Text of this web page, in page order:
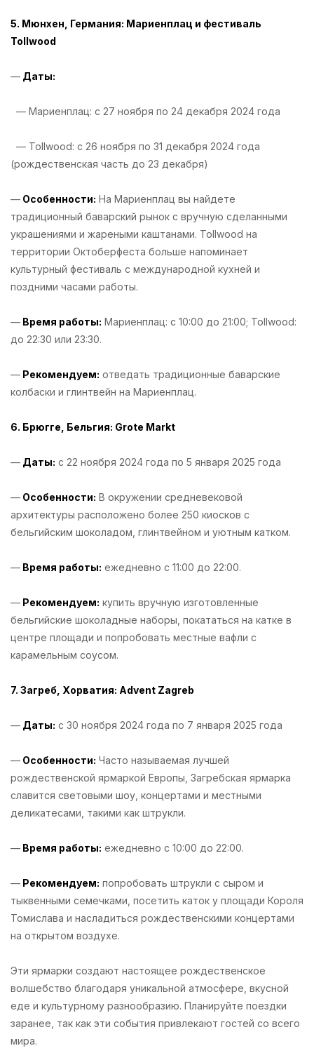
5. Мюнхен, Германия: Мариенплац и фестиваль
Tollwood
— Даты:
— Мариенплац: с 27 ноября по 24 декабря 2024 года
— Tollwood: с 26 ноября по 31 декабря 2024 года
(рождественская часть до 23 декабря)
— Особенности: На Мариенплац вы найдете
традиционный баварский рынок с вручную сделанными
украшениями и жареными каштанами. Tollwood на
территории Октоберфеста больше напоминает
культурный фестиваль с международной кухней и
поздними часами работы.
— Время работы: Мариенплац: с 10:00 до 21:00; Tollwood:
до 22:30 или 23:30.
— Рекомендуем: отведать традиционные баварские
колбаски и глинтвейн на Мариенплац.
6. Брюгге, Бельгия: Grote Markt
— Даты: с 22 ноября 2024 года по 5 января 2025 года
— Особенности: В окружении средневековой
архитектуры расположено более 250 киосков с
бельгийским шоколадом, глинтвейном и уютным катком.
— Время работы: ежедневно с 11:00 до 22:00.
— Рекомендуем: купить вручную изготовленные
бельгийские шоколадные наборы, покататься на катке в
центре площади и попробовать местные вафли с
карамельным соусом.
7. Загреб, Хорватия: Advent Zagreb
— Даты: с 30 ноября 2024 года по 7 января 2025 года
— Особенности: Часто называемая лучшей
рождественской ярмаркой Европы, Загребская ярмарка
славится световыми шоу, концертами и местными
деликатесами, такими как штрукли.
— Время работы: ежедневно с 10:00 до 22:00.
— Рекомендуем: попробовать штрукли с сыром и
тыквенными семечками, посетить каток у площади Короля
Томислава и насладиться рождественскими концертами
на открытом воздухе.
Эти ярмарки создают настоящее рождественское
волшебство благодаря уникальной атмосфере, вкусной
еде и культурному разнообразию. Планируйте поездки
заранее, так как эти события привлекают гостей со всего
мира.